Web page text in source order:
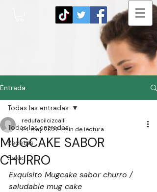
Entrada
Todas las entradas
Recetas
Salud
Todas las entradas
MUGCAKE SABOR
CHURRO
redufacilcizcalli
24 may 20221 min de lectura
Exquisito Mugcake sabor churro /
saludable mug cake